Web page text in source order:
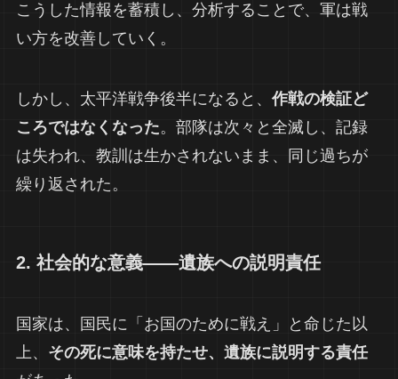
こうした情報を蓄積し、分析することで、軍は戦
い方を改善していく。
しかし、太平洋戦争後半になると、 作戦の検証ど
ころではなくなった。部隊は次々と全滅し、記録
は失われ、教訓は生かされないまま、同じ過ちが
繰り返された。
2. 社会的な意義――遺族への説明責任
国家は、国民に「お国のために戦え」と命じた以
上、 その死に意味を持たせ、遺族に説明する責任